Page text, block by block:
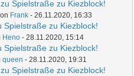
Spielstraße zu Kiezblock!
Frank - 26.11.2020, 16:33
Spielstraße zu Kiezblock!
Heno - 28.11.2020, 15:14
Spielstraße zu Kiezblock!
queen - 28.11.2020, 19:31
Spielstraße zu Kiezblock!